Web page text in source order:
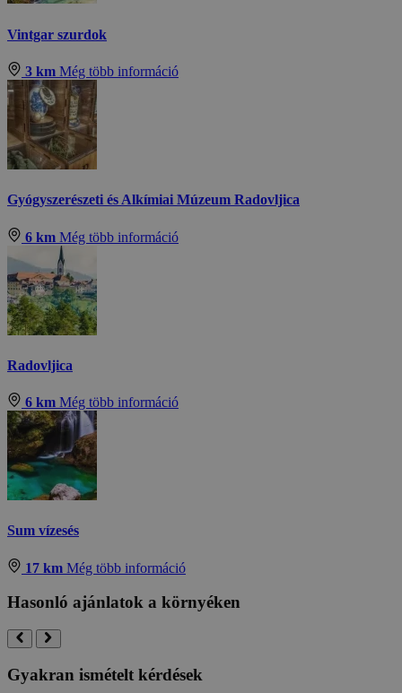
Vintgar szurdok
3 km Még több információ
Gyógyszerészeti és Alkímiai Múzeum Radovljica
6 km Még több információ
Radovljica
6 km Még több információ
Sum vízesés
17 km Még több információ
Hasonló ajánlatok a környéken
Gyakran ismételt kérdések